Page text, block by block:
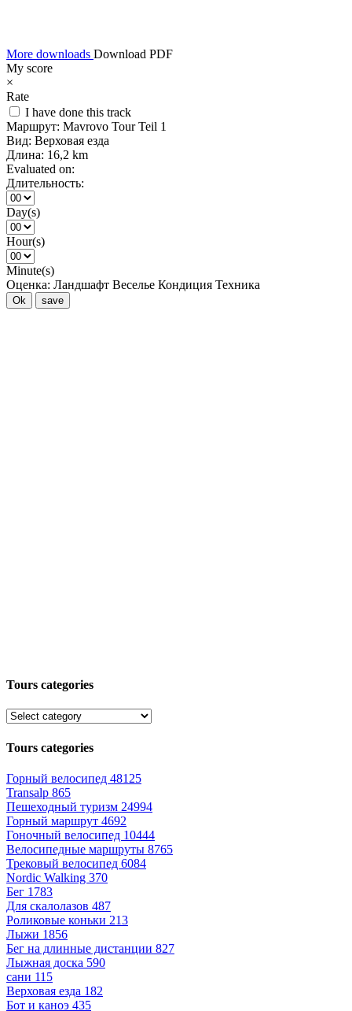
More downloads Download PDF
My score
×
Rate
I have done this track
Маршрут: Mavrovo Tour Teil 1
Вид: Верховая езда
Длина: 16,2 km
Evaluated on:
Длительность:
Day(s)
Hour(s)
Minute(s)
Оценка: Ландшафт Веселье Кондиция Техника
Ok save
Tours categories
Tours categories
Горный велосипед 48125
Transalp 865
Пешеходный туризм 24994
Горный маршрут 4692
Гоночный велосипед 10444
Велосипедные маршруты 8765
Трековый велосипед 6084
Nordic Walking 370
Бег 1783
Для скалолазов 487
Роликовые коньки 213
Лыжи 1856
Бег на длинные дистанции 827
Лыжная доска 590
сани 115
Верховая езда 182
Бот и каноэ 435